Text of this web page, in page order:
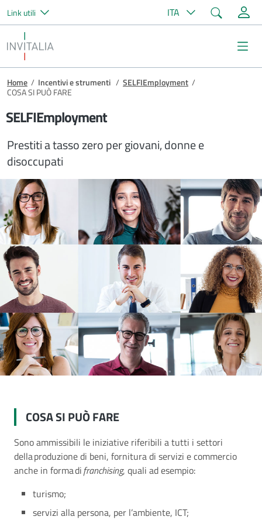
Salta al contenuto principale
Link utili ITA Cerca
Invitalia
Briciole di pane
Home / Incentivi e strumenti / SELFIEmployment /
COSA SI PUÒ FARE
SELFIEmployment
Prestiti a tasso zero per giovani, donne e
disoccupati
COSA SI PUÒ FARE
Sono ammissibili le iniziative riferibili a tutti i settori
della produzione di beni, fornitura di servizi e commercio
anche in forma difranchising, quali ad esempio:
turismo​;
servizi alla persona, per l’ambiente, ICT​;